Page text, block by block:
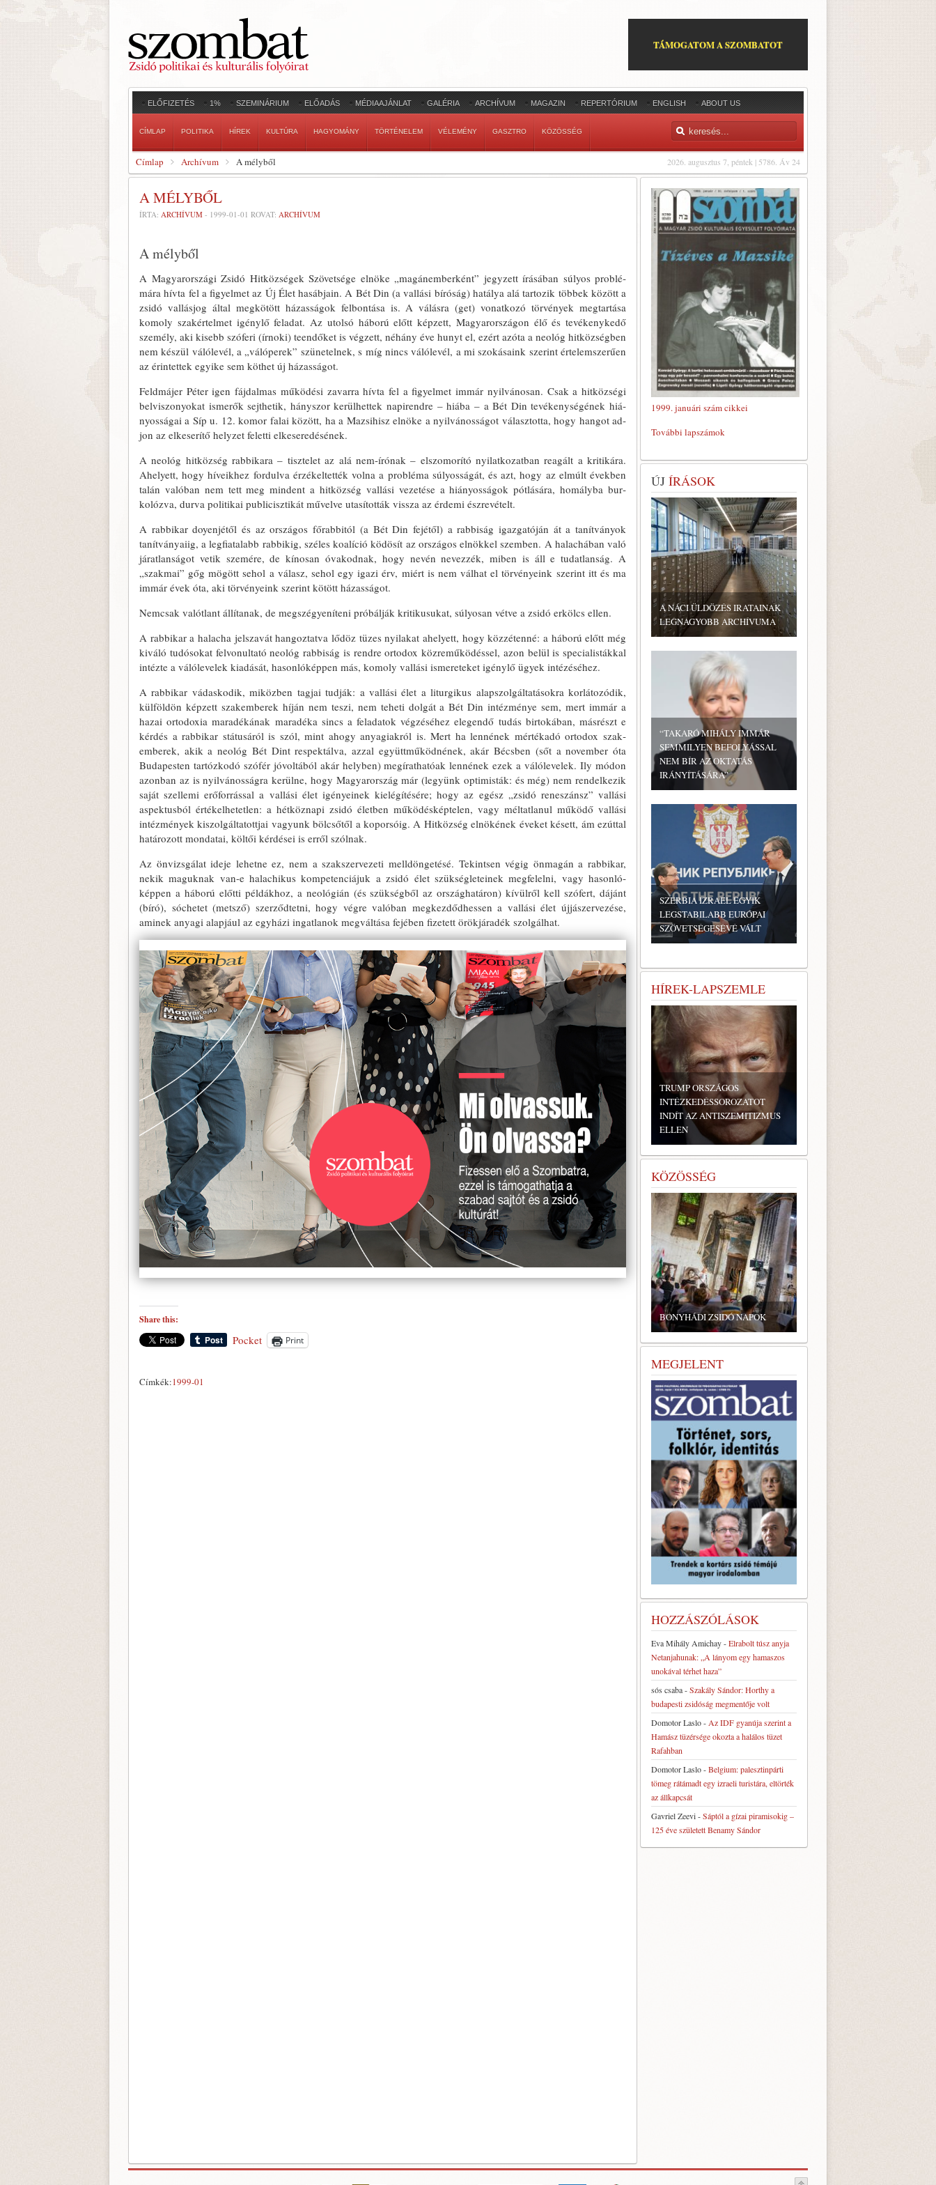
TÁMOGATOM A SZOMBATOT
ELŐFIZETÉS 1% SZEMINÁRIUM ELŐADÁS MÉDIAAJÁNLAT GALÉRIA ARCHÍVUM MAGAZIN REPERTÓRIUM ENGLISH ABOUT US
CÍMLAP POLITIKA HÍREK KULTÚRA HAGYOMÁNY TÖRTÉNELEM VÉLEMÉNY GASZTRO KÖZÖSSÉG
2026. augusztus 7, péntek | 5786. Áv 24
Címlap Archívum A mélyből
A MÉLYBŐL
ÍRTA: ARCHÍVUM - 1999-01-01 ROVAT: ARCHÍVUM
A mélyből
A Magyarországi Zsidó Hitközségek Szövetsége elnöke „magánember­ként” jegyzett írásában súlyos problé­
mára hívta fel a figyelmet az Új Élet hasábjain. A Bét Din (a vallási bíró­ság) hatálya alá tartozik többek kö­zött a
zsidó vallásjog által megkötött házasságok felbontása is. A válásra (get) vonatkozó törvények megtartása
komoly szakértelmet igénylő feladat. Az utolsó háború előtt képzett, Ma­gyarországon élő és tevékenykedő
személy, aki kisebb szóferi (írnoki) teendőket is végzett, néhány éve hunyt el, ezért azóta a neológ hitkö­zségben
nem készül válólevél, a „vá­lóperek” szünetelnek, s míg nincs vá­lólevél, a mi szokásaink szerint érte­lemszerűen
az érintettek egyike sem köthet új házasságot.
Feldmájer Péter igen fájdalmas mű­ködési zavarra hívta fel a figyelmet immár nyilvánosan. Csak a hitközségi
belviszonyokat ismerők sejthetik, hányszor kerülhettek napirendre – hi­ába – a Bét Din tevékenységének hiá­
nyosságai a Síp u. 12. komor falai kö­zött, ha a Mazsihisz elnöke a nyilvá­nosságot választotta, hogy hangot ad­
jon az elkeserítő helyzet feletti elke­seredésének.
A neológ hitközség rabbikara – tisz­telet az alá nem-írónak – elszomorító nyilatkozatban reagált a kritikára.
Ahelyett, hogy híveikhez fordulva ér­zékeltették volna a probléma súlyosságát, és azt, hogy az elmúlt években
talán valóban nem tett meg mindent a hitközség vallási vezetése a hiá­nyosságok pótlására, homályba bur­
kolózva, durva politikai publicisztikát művelve utasították vissza az érdemi észrevételt.
A rabbikar doyenjétől és az orszá­gos főrabbitól (a Bét Din fejétől) a rabbiság igazgatóján át a tanítványok
tanítványaiig, a legfiatalabb rabbikig, széles koalíció ködösít az országos elnökkel szemben. A halachában va­ló
járatlanságot vetik szemére, de kí­nosan óvakodnak, hogy nevén nevez­zék, miben is áll e tudatlanság. A
„szakmai” gőg mögött sehol a válasz, sehol egy igazi érv, miért is nem vál­hat el törvényeink szerint itt és ma
immár évek óta, aki törvényeink sze­rint kötött házasságot.
Nemcsak valótlant állítanak, de megszégyeníteni próbálják kritikusu­kat, súlyosan vétve a zsidó erkölcs el­len.
A rabbikar a halacha jelszavát han­goztatva lődöz tüzes nyilakat ahe­lyett, hogy közzétenné: a háború előtt még
kiváló tudósokat felvonul­tató neológ rabbiság is rendre orto­dox közreműködéssel, azon belül is specialistákkal
intézte a válólevelek kiadását, hasonlóképpen más, ko­moly vallási ismereteket igénylő ügyek intézéséhez.
A rabbikar vádaskodik, miközben tagjai tudják: a vallási élet a liturgi­kus alapszolgáltatásokra korlátozó­dik,
külföldön képzett szakemberek híján nem teszi, nem teheti dolgát a Bét Din intézménye sem, mert immár a
hazai ortodoxia maradékának mara­déka sincs a feladatok végzéséhez elegendő tudás birtokában, másrészt e
kérdés a rabbikar státusáról is szól, mint ahogy anyagiakról is. Mert ha lennének mértékadó ortodox szak­
emberek, akik a neológ Bét Dint res­pektálva, azzal együttműködnének, akár Bécsben (sőt a november óta
Budapesten tartózkodó szófér jóvol­tából akár helyben) megírathatóak lennének ezek a válólevelek. Ily módon
azonban az is nyilvánosságra ke­rülne, hogy Magyarország már (le­gyünk optimisták: és még) nem ren­delkezik
saját szellemi erőforrással a vallási élet igényeinek kielégítésére; hogy az egész „zsidó reneszánsz” val­lási
aspektusból értékelhetetlen: a hétköznapi zsidó életben működés­képtelen, vagy méltatlanul működő vallási
intézmények kiszolgáltatottjai vagyunk bölcsőtől a koporsóig. A Hit­község elnökének éveket késett, ám ezúttal
határozott mondatai, költői kérdései is erről szólnak.
Az önvizsgálat ideje lehetne ez, nem a szakszervezeti melldöngetésé. Tekintsen végig önmagán a rabbikar,
nekik maguknak van-e halachikus kompetenciájuk a zsidó élet szükségleteinek megfelelni, vagy hasonló­
képpen a háború előtti példákhoz, a neológián (és szükségből az ország­határon) kívülről kell szófert, dájánt
(bíró), sóchetet (metsző) szerződtetni, hogy végre valóban megkezdőd­hessen a vallási élet újjászervezése,
aminek anyagi alapjául az egyházi in­gatlanok megváltása fejében fizetett örökjáradék szolgálhat.
Share this:
Pocket Print
Címkék:1999-01
1999. januári szám cikkei
További lapszámok
ÚJ ÍRÁSOK
A NÁCI ÜLDÖZÉS IRATAINAK
LEGNAGYOBB ARCHÍVUMA
“TAKARÓ MIHÁLY IMMÁR
SEMMILYEN BEFOLYÁSSAL
NEM BÍR AZ OKTATÁS
IRÁNYÍTÁSÁRA”
SZERBIA IZRAEL EGYIK
LEGSTABILABB EURÓPAI
SZÖVETSÉGESÉVÉ VÁLT
HÍREK-LAPSZEMLE
TRUMP ORSZÁGOS
INTÉZKEDÉSSOROZATOT
INDÍT AZ ANTISZEMITIZMUS
ELLEN
KÖZÖSSÉG
BONYHÁDI ZSIDÓ NAPOK
MEGJELENT
HOZZÁSZÓLÁSOK
Eva Mihály Amichay-Elrabolt túsz anyja
Netanjahunak: „A lányom egy hamaszos
unokával térhet haza”
sós csaba-Szakály Sándor: Horthy a
budapesti zsidóság megmentője volt
Domotor Laslo- Az IDF gyanúja szerint a
Hamász tüzérsége okozta a halálos tüzet
Rafahban
Domotor Laslo-Belgium: palesztinpárti
tömeg rátámadt egy izraeli turistára, eltörték
az állkapcsát
Gavriel Zeevi-Sáptól a gízai piramisokig –
125 éve született Benamy Sándor